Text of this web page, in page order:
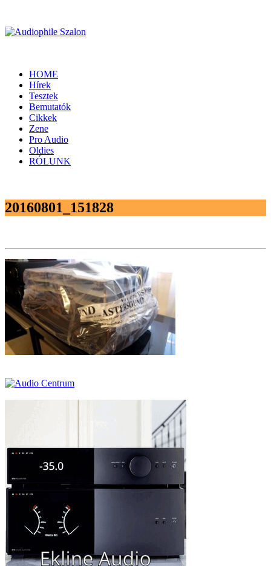
HOME
Hírek
Tesztek
Bemutatók
Cikkek
Zene
Pro Audio
Oldies
RÓLUNK
20160801_151828